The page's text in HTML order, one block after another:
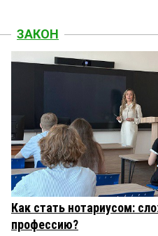
ЗАКОН
Как стать нотариусом:
профессию?